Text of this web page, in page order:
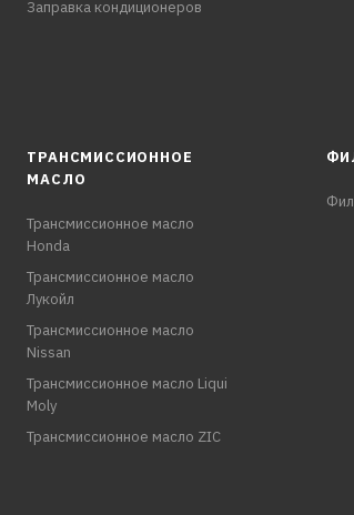
Заправка кондиционеров
ТРАНСМИССИОННОЕ
МАСЛО
Трансмиссионное масло
Honda
Трансмиссионное масло
Лукойл
Трансмиссионное масло
Nissan
Трансмиссионное масло Liqui
Moly
Трансмиссионное масло ZIC